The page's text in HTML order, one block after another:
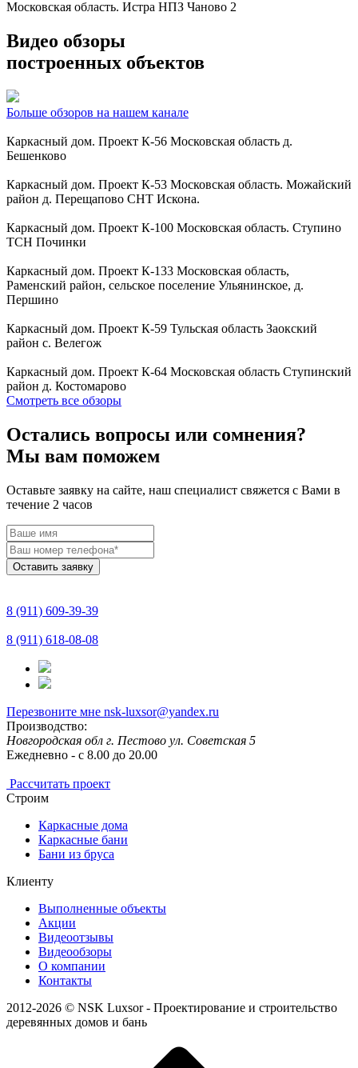
Московская область. Истра НПЗ Чаново 2
Видео обзоры
построенных объектов
Больше обзоров на нашем канале
Каркасный дом. Проект К-56 Московская область д.
Бешенково
Каркасный дом. Проект К-53 Московская область. Можайский
район д. Перещапово СНТ Искона.
Каркасный дом. Проект К-100 Московская область. Ступино
ТСН Починки
Каркасный дом. Проект К-133 Московская область,
Раменский район, сельское поселение Ульянинское, д.
Першино
Каркасный дом. Проект К-59 Тульская область Заокский
район с. Велегож
Каркасный дом. Проект К-64 Московская область Ступинский
район д. Костомарово
Смотреть все обзоры
Остались вопросы или сомнения?
Мы вам поможем
Оставьте заявку на сайте, наш специалист свяжется с Вами в
течение 2 часов
Оставить заявку
8 (911) 609-39-39
8 (911) 618-08-08
Перезвоните мне nsk-luxsor@yandex.ru
Производство:
Новгородская обл г. Пестово ул. Советская 5
Ежедневно - с 8.00 до 20.00
Рассчитать проект
Строим
Каркасные дома
Каркасные бани
Бани из бруса
Клиенту
Выполненные объекты
Акции
Видеоотзывы
Видеообзоры
О компании
Контакты
2012-2026 © NSK Luxsor - Проектирование и строительство
деревянных домов и бань